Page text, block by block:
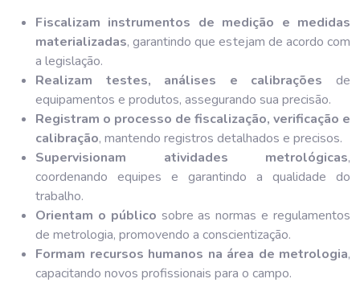
Fiscalizam instrumentos de medição e medidas
materializadas, garantindo que estejam de acordo com
a legislação.
Realizam testes, análises e calibrações de
equipamentos e produtos, assegurando sua precisão.
Registram o processo de fiscalização, verificação e
calibração, mantendo registros detalhados e precisos.
Supervisionam atividades metrológicas,
coordenando equipes e garantindo a qualidade do
trabalho.
Orientam o público sobre as normas e regulamentos
de metrologia, promovendo a conscientização.
Formam recursos humanos na área de metrologia,
capacitando novos profissionais para o campo.